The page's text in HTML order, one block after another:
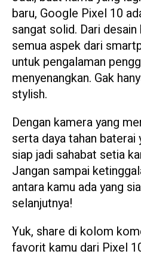
baru, Google Pixel 10
sangat solid. Dari
semua aspek dari
untuk pengalaman
menyenangkan. Gak
stylish.
Dengan kamera yang
serta daya tahan baterai
siap jadi sahabat setia
Jangan sampai
antara kamu ada yang
selanjutnya!
Yuk, share di kolom
favorit kamu dari Pixel